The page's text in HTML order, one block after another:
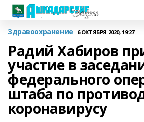
Здравоохранение 6 ОКТЯБРЯ 2020, 19:27
Радий Хабиров
участие в
федерального
штаба по
коронавирусу